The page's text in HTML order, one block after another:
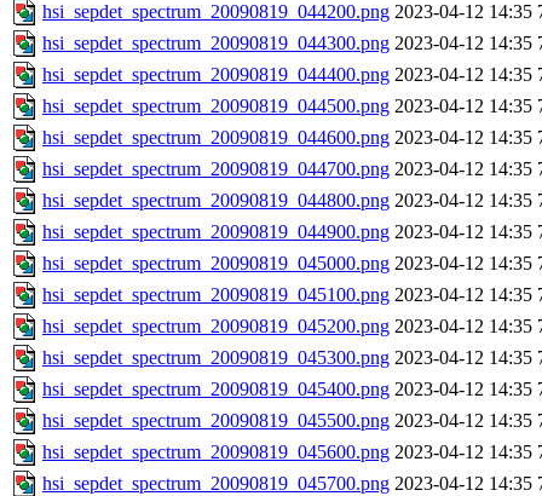
hsi_sepdet_spectrum_20090819_044200.png 2023-04-12 14:35
hsi_sepdet_spectrum_20090819_044300.png 2023-04-12 14:35
hsi_sepdet_spectrum_20090819_044400.png 2023-04-12 14:35
hsi_sepdet_spectrum_20090819_044500.png 2023-04-12 14:35
hsi_sepdet_spectrum_20090819_044600.png 2023-04-12 14:35
hsi_sepdet_spectrum_20090819_044700.png 2023-04-12 14:35
hsi_sepdet_spectrum_20090819_044800.png 2023-04-12 14:35
hsi_sepdet_spectrum_20090819_044900.png 2023-04-12 14:35
hsi_sepdet_spectrum_20090819_045000.png 2023-04-12 14:35
hsi_sepdet_spectrum_20090819_045100.png 2023-04-12 14:35
hsi_sepdet_spectrum_20090819_045200.png 2023-04-12 14:35
hsi_sepdet_spectrum_20090819_045300.png 2023-04-12 14:35
hsi_sepdet_spectrum_20090819_045400.png 2023-04-12 14:35
hsi_sepdet_spectrum_20090819_045500.png 2023-04-12 14:35
hsi_sepdet_spectrum_20090819_045600.png 2023-04-12 14:35
hsi_sepdet_spectrum_20090819_045700.png 2023-04-12 14:35